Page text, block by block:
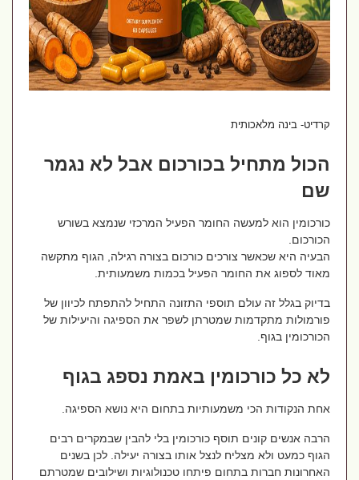
קרדיט- בינה מלאכותית
הכול מתחיל בכורכום אבל לא נגמר
שם
כורכומין הוא למעשה החומר הפעיל המרכזי שנמצא בשורש
הכורכום.
הבעיה היא שכאשר צורכים כורכום בצורה רגילה, הגוף מתקשה
מאוד לספוג את החומר הפעיל בכמות משמעותית.
בדיוק בגלל זה עולם תוספי התזונה התחיל להתפתח לכיוון של
פורמולות מתקדמות שמטרתן לשפר את הספיגה והיעילות של
הכורכומין בגוף.
לא כל כורכומין באמת נספג בגוף
אחת הנקודות הכי משמעותיות בתחום היא נושא הספיגה.
הרבה אנשים קונים תוסף כורכומין בלי להבין שבמקרים רבים
הגוף כמעט ולא מצליח לנצל אותו בצורה יעילה. לכן בשנים
האחרונות חברות בתחום פיתחו טכנולוגיות ושילובים שמטרתם